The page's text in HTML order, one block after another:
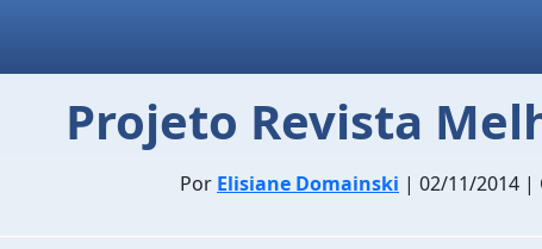
Projeto Revista
Por Elisiane Domainski | 02/11/2014 |